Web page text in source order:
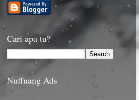
Cari apa tu?
Nuffnang Ads